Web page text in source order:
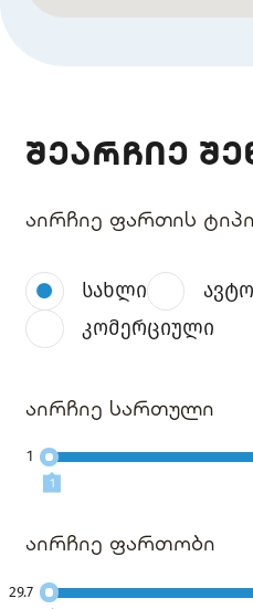
შეარჩიე
აირჩიე ფართის ტიპი
სახლი
კომერციული
აირჩიე სართული
1
1
აირჩიე ფართობი
29.7